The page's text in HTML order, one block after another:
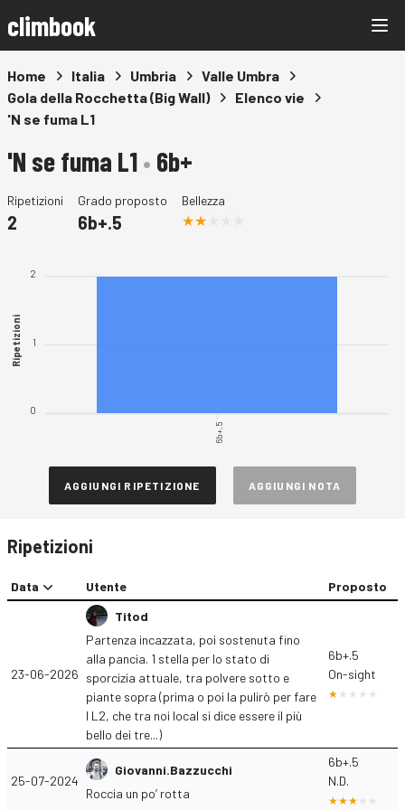
climbook
Home Italia Umbria
Valle Umbra
Gola della Rocchetta (Big Wall)
Elenco vie
'N se fuma L1
'N se fuma L1• 6b+
Ripetizioni
2
Grado proposto
6b+.5
Bellezza
2
1
0
Ripetizioni
6b+.5
AGGIUNGI RIPETIZIONE AGGIUNGI NOTA
Ripetizioni
Data Utente Proposto
23-06-2026
Titod
Partenza incazzata, poi sostenuta fino
alla pancia. 1 stella per lo stato di
sporcizia attuale, tra polvere sotto e
piante sopra (prima o poi la pulirò per fare
l L2, che tra noi local si dice essere il più
bello dei tre...)
6b+.5
On-sight
25-07-2024
Giovanni.Bazzucchi
Roccia un po’ rotta
6b+.5
N.D.